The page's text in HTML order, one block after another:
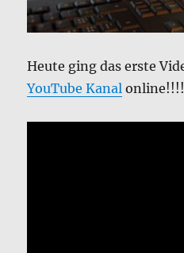
Heute ging das erste
YouTube Kanal online!!!!